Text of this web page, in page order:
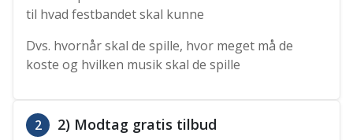
til hvad festbandet skal kunne
Dvs. hvornår skal de spille, hvor meget må de
koste og hvilken musik skal de spille
2 2) Modtag gratis tilbud